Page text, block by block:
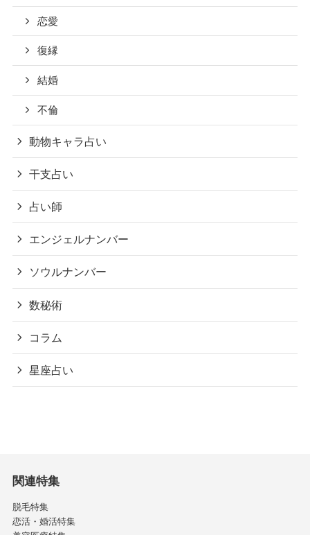
恋愛
復縁
結婚
不倫
動物キャラ占い
干支占い
占い師
エンジェルナンバー
ソウルナンバー
数秘術
コラム
星座占い
関連特集
脱毛特集
恋活・婚活特集